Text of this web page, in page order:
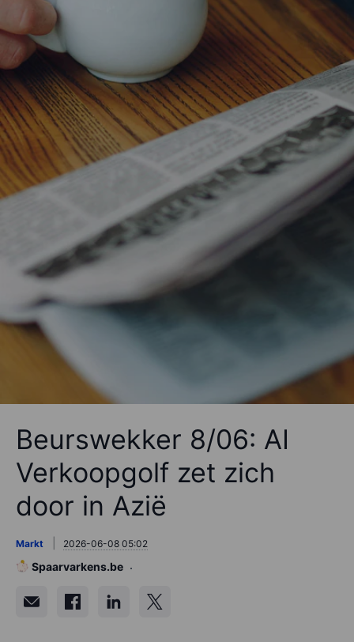
Beurswekker 8/06: AI
Verkoopgolf zet zich
door in Azië
Markt 2026-06-08 05:02
Spaarvarkens.be